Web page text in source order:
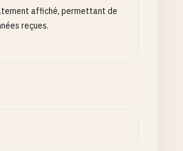
affiché, permettant de
reçues.